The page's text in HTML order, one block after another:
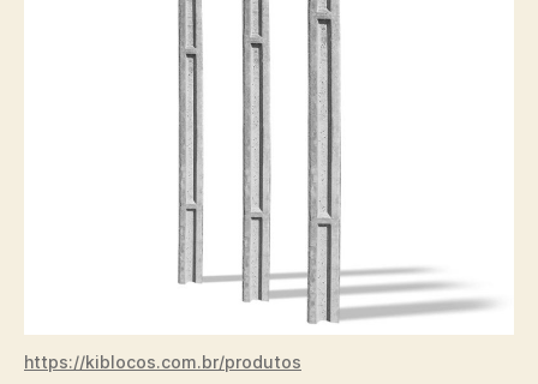
https://kiblocos.com.br/produtos